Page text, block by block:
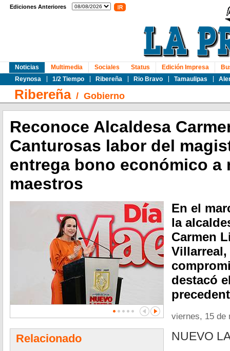
Ediciones Anteriores
Noticias
Reynosa
1/2 Tiempo Ribereña Rio Bravo Tamaulipas
Multimedia Sociales Status Edición Impresa
Ribereña/ Gobierno
Reconoce Alcaldesa
Canturosas labor del
entrega bono económico a
maestros
Relacionado
En el
la
Carmen
destacó
viernes, 15 de
NUEVO